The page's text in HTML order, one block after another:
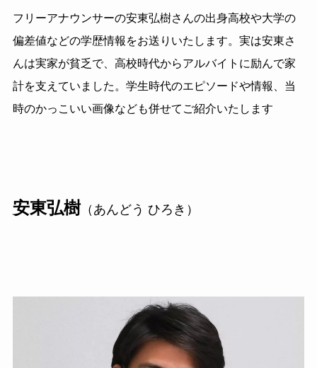
フリーアナウンサーの安東弘樹さんの出身高校や大学の
偏差値などの学歴情報をお送りいたします。実は安東さ
んは実家が貧乏で、高校時代からアルバイトに励んで家
計を支えていました。学生時代のエピソードや情報、当
時のかっこいい画像なども併せてご紹介いたします
安東弘樹（あんどう ひろき）